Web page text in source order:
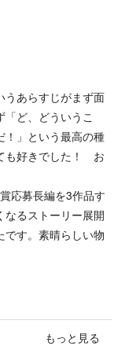
うあらすじがまず面
ど、どういうこ
」という最高の種
も好きでした！ お
応募長編を3作品す
なるストーリー展開
です。素晴らしい物
もっと見る